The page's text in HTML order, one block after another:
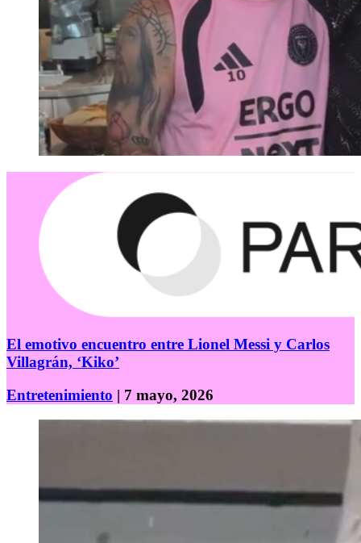
El emotivo encuentro entre Lionel Messi y Carlos
Villagrán, ‘Kiko’
Entretenimiento | 7 mayo, 2026